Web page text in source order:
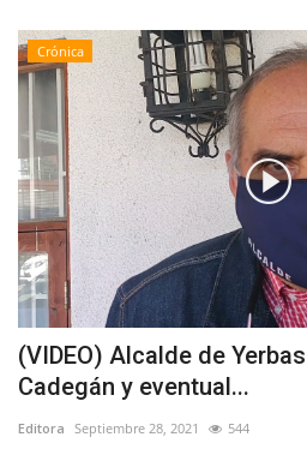
Crónica
(VIDEO) Alcalde de
Cadegán y eventual...
Editora Septiembre 28, 2021 544